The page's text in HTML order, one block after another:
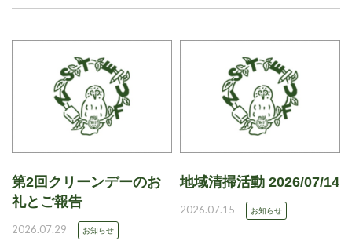
第2回クリーンデーのお
礼とご報告
2026.07.29 お知らせ
地域清掃活動 2026/07/14
2026.07.15 お知らせ